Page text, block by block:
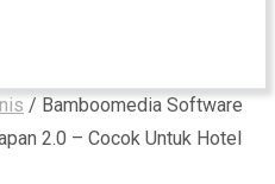
/ Bamboomedia Software
2.0 – Cocok Untuk Hotel